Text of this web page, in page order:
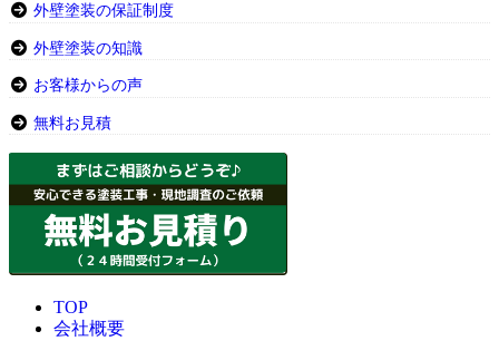
外壁塗装の保証制度
外壁塗装の知識
お客様からの声
無料お見積
TOP
会社概要